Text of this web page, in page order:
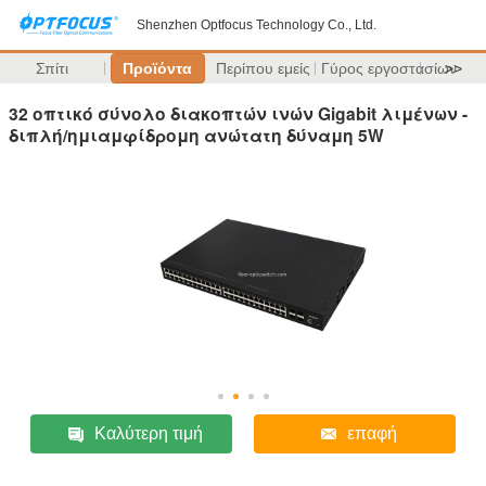
Shenzhen Optfocus Technology Co., Ltd.
Σπίτι Προϊόντα Περίπου εμείς Γύρος εργοστασίων
>>
32 οπτικό σύνολο διακοπτών ινών Gigabit λιμένων -
διπλή/ημιαμφίδρομη ανώτατη δύναμη 5W
Καλύτερη τιμή επαφή